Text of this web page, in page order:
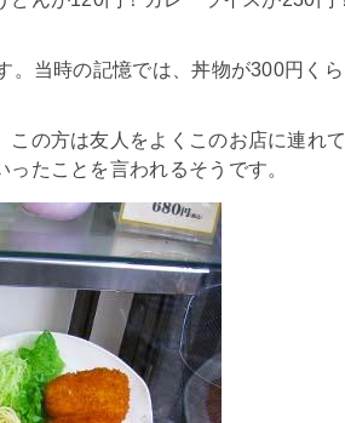
。当時の記憶では、丼物が300円くら
の方は友人をよくこのお店に連れ
たことを言われるそうです。